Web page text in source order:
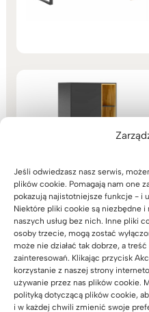
Jeśli odwiedzasz nasz serwis,
plików cookie. Pomagają nam one
pokazują najistotniejsze funkcje - i
Niektóre pliki cookie są niezbędne
naszych usług bez nich. Inne pliki
osoby trzecie, mogą zostać
może nie działać tak dobrze, a
zainteresowań. Klikając przycisk
korzystanie z naszej strony
używanie przez nas plików cookie.
polityką dotyczącą plików cookie,
i w każdej chwili zmienić swoje